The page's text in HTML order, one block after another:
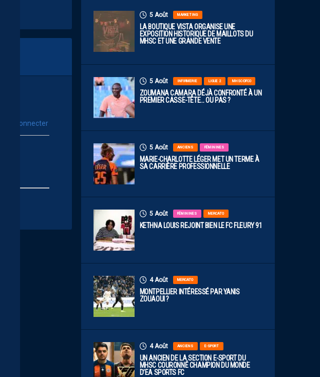
vous connecter
5 Août MARKETING
LA BOUTIQUE VISTA ORGANISE UNE
EXPOSITION HISTORIQUE DE MAILLOTS DU
MHSC ET UNE GRANDE VENTE
5 Août INFIRMERIE LIGUE 2 MHSC-DFCO
ZOUMANA CAMARA DÉJÀ CONFRONTÉ À UN
PREMIER CASSE-TÊTE… OU PAS ?
5 Août ANCIENS FÉMININES
MARIE-CHARLOTTE LÉGER MET UN TERME À
SA CARRIÈRE PROFESSIONNELLE
5 Août FÉMININES MERCATO
KETHNA LOUIS REJOINT BIEN LE FC FLEURY 91
4 Août MERCATO
MONTPELLIER INTÉRESSÉ PAR YANIS
ZOUAOUI ?
4 Août ANCIENS E-SPORT
UN ANCIEN DE LA SECTION E-SPORT DU
MHSC COURONNÉ CHAMPION DU MONDE
D’EA SPORTS FC